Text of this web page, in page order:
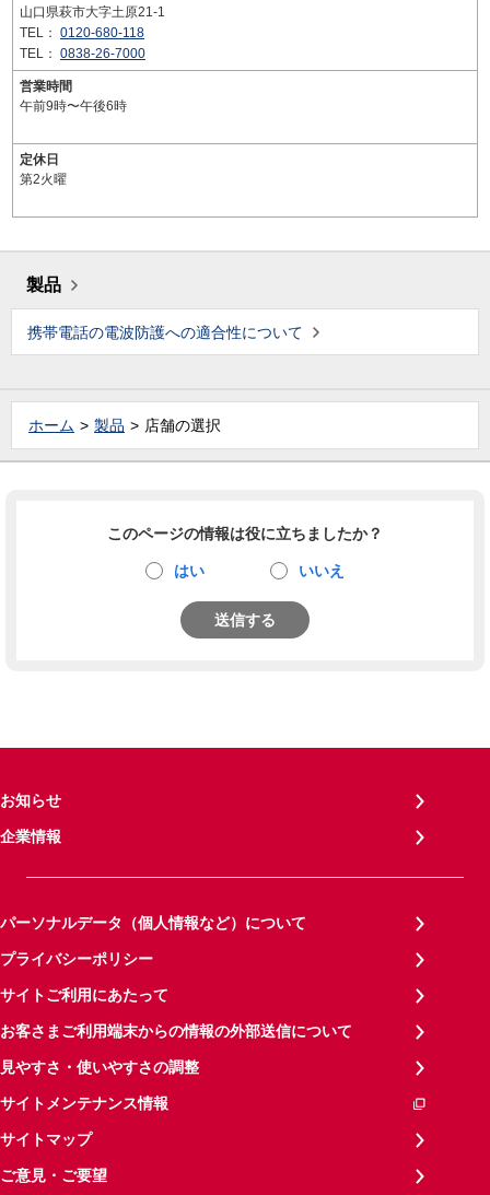
山口県萩市大字土原21-1
TEL： 0120-680-118
TEL： 0838-26-7000
営業時間
午前9時〜午後6時
定休日
第2火曜
製品
携帯電話の電波防護への適合性について
ホーム 製品 店舗の選択
このページの情報は役に立ちましたか？
はい いいえ
送信する
お知らせ
企業情報
パーソナルデータ（個人情報など）について
プライバシーポリシー
サイトご利用にあたって
お客さまご利用端末からの情報の外部送信について
見やすさ・使いやすさの調整
サイトメンテナンス情報
サイトマップ
ご意見・ご要望